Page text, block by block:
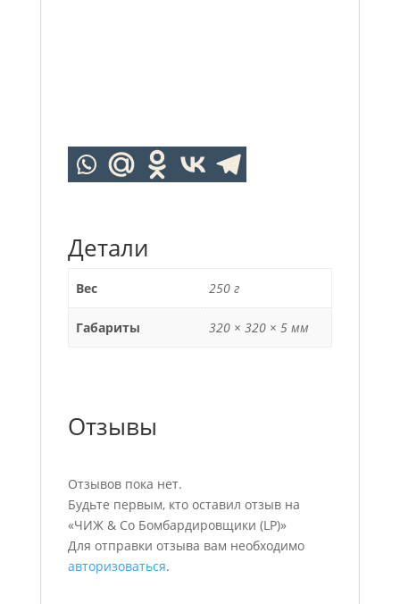
Детали
Вес 250 г
Габариты 320 × 320 × 5 мм
Отзывы
Отзывов пока нет.
Будьте первым, кто оставил отзыв на
«ЧИЖ & Сo Бомбардировщики (LP)»
Для отправки отзыва вам необходимо
авторизоваться.